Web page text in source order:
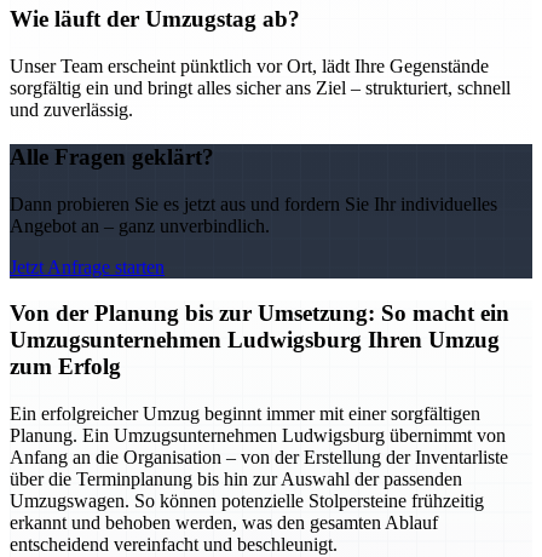
Wie läuft der Umzugstag ab?
Unser Team erscheint pünktlich vor Ort, lädt Ihre Gegenstände
sorgfältig ein und bringt alles sicher ans Ziel – strukturiert, schnell
und zuverlässig.
Alle Fragen geklärt?
Dann probieren Sie es jetzt aus und fordern Sie Ihr individuelles
Angebot an – ganz unverbindlich.
Jetzt Anfrage starten
Von der Planung bis zur Umsetzung: So macht ein
Umzugsunternehmen Ludwigsburg Ihren Umzug
zum Erfolg
Ein erfolgreicher Umzug beginnt immer mit einer sorgfältigen
Planung. Ein Umzugsunternehmen Ludwigsburg übernimmt von
Anfang an die Organisation – von der Erstellung der Inventarliste
über die Terminplanung bis hin zur Auswahl der passenden
Umzugswagen. So können potenzielle Stolpersteine frühzeitig
erkannt und behoben werden, was den gesamten Ablauf
entscheidend vereinfacht und beschleunigt.